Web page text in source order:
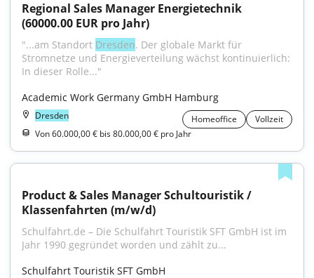
Regional Sales Manager Energietechnik
(60000.00 EUR pro Jahr)
"...am Standort Dresden. Der globale Markt für
Stromnetze und Energieverteilung wächst kontinuierlich:
In dieser Rolle..."
Academic Work Germany GmbH Hamburg
Dresden Homeoffice
Vollzeit
Von 60.000,00 € bis 80.000,00 € pro Jahr
Product & Sales Manager Schultouristik /
Klassenfahrten (m/w/d)
Schulfahrt.de – Die Schulfahrt Touristik SFT GmbH ist im
Jahr 1990 gegründet worden und zählt zu...
Schulfahrt Touristik SFT GmbH